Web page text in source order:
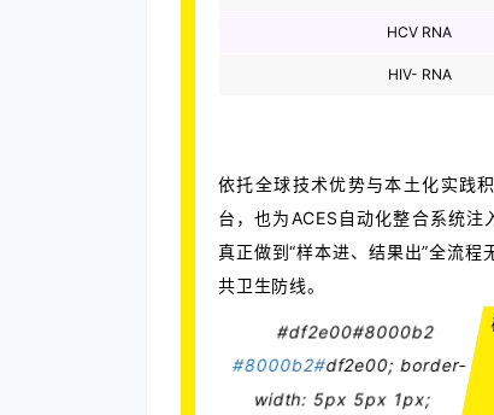
HCV RNA
HIV- RNA
依托全球技术优势与本土化实践
台，也为ACES自动化整合系统注
真正做到“样本进、结果出”全流
共卫生防线。
#df2e00#8000b2
#8000b2#df2e00; border-
width: 5px 5px 1px;